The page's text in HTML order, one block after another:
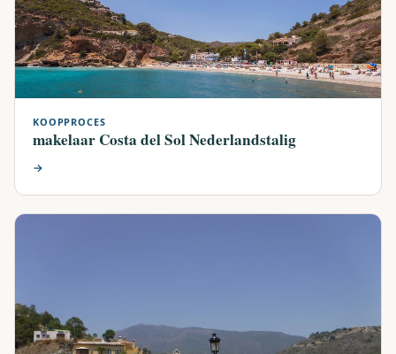
KOOPPROCES
makelaar Costa del Sol Nederlandstalig
→